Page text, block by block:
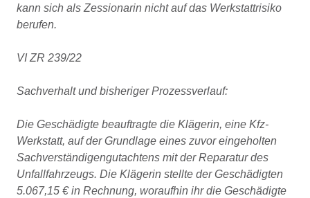
kann sich als Zessionarin nicht auf das Werkstattrisiko
berufen.
VI ZR 239/22
Sachverhalt und bisheriger Prozessverlauf:
Die Geschädigte beauftragte die Klägerin, eine Kfz-
Werkstatt, auf der Grundlage eines zuvor eingeholten
Sachverständigengutachtens mit der Reparatur des
Unfallfahrzeugs. Die Klägerin stellte der Geschädigten
5.067,15 € in Rechnung, woraufhin ihr die Geschädigte